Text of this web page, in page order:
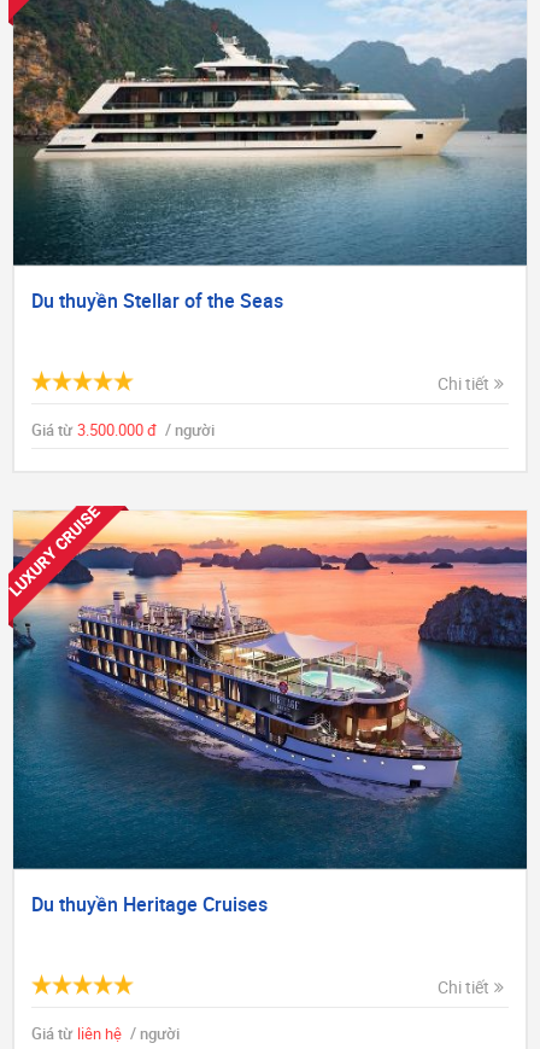
Du thuyền Stellar of the Seas
Chi tiết
Giá từ 3.500.000 đ / người
LUXURY CRUISE
Du thuyền Heritage Cruises
Chi tiết
Giá từ liên hệ / người